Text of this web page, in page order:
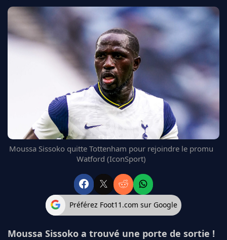
CDM 2026
EDF
PSG
LIGUE 1
MANCHESTER UNITED
BAYERN
L'AVIS DE LA RÉDAC'
Moussa Sissoko quitte Tottenham pour rejoindre le promu
Watford (IconSport)
Préférez Foot11.com sur Google
Moussa Sissoko a trouvé une porte de sortie !